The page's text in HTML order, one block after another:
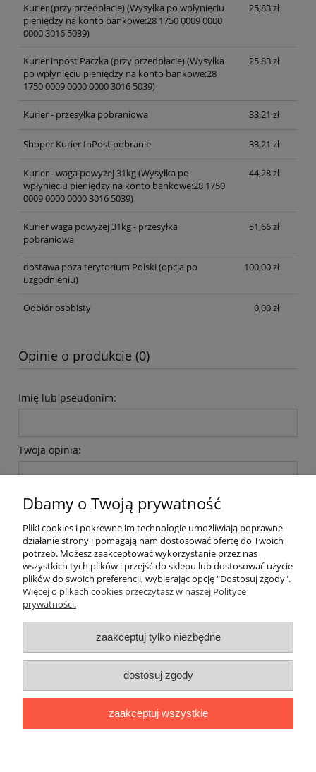
Kurier (przy przedpłacie)(Wysyłka po wpłynięciu
pieniędzy na konto bankowe:28 1750 0009 0000
0000 3016 5039)
25,83 zł
Kurier inpost Paczka (przy przedpłacie)(Wysyłka
po wpłynięciu pieniędzy na konto bankowe:28
1750 0009 0000 0000 3016 5039)
25,83 zł
Kurier - przesyłka pobraniowa 33,21 zł
Shoper Kurier InPost pobranie 33,21 zł
Kurier - waga powyżej 31kg(Wysyłka po
wpłynięciu pieniędzy na konto bankowe:28 1750
0009 0000 0000 3016 5039)
44,28 zł
Kurier waga powyżej 31kg - przesyłka
pobraniowa
51,66 zł
dostawa poza terytorium Polski (opcja po
uzgodnieniu)
100,00 zł
Odbiór osobisty 0,00 zł
Opinie o produkcie (0)
Imię lub pseudonim:
Twoja opinia:
Inteligentny dom ( POCKET HOME )
Promocje i transport gratis
Automatyka NOVATEK
Polityka prywatności
Zwroty i reklamacje
Promocyjne Ceny|Wiklinowa 24, 21-010 Łęczna (woj. lubelskie)|
Dbamy o Twoją prywatność
Pliki cookies i pokrewne im technologie umożliwiają poprawne
działanie strony i pomagają nam dostosować ofertę do Twoich
potrzeb. Możesz zaakceptować wykorzystanie przez nas
wszystkich tych plików i przejść do sklepu lub dostosować użycie
plików do swoich preferencji, wybierając opcję "Dostosuj zgody".
Więcej o plikach cookies przeczytasz w naszej Polityce
prywatności.
zaakceptuj tylko niezbędne
dostosuj zgody
zaakceptuj wszystkie